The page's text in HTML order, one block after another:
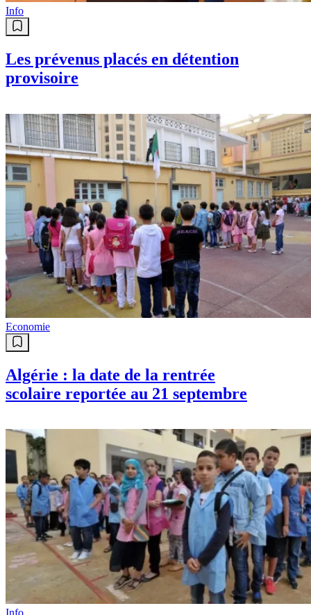
Info
Les prévenus placés en détention
provisoire
Economie
Algérie : la date de la rentrée
scolaire reportée au 21 septembre